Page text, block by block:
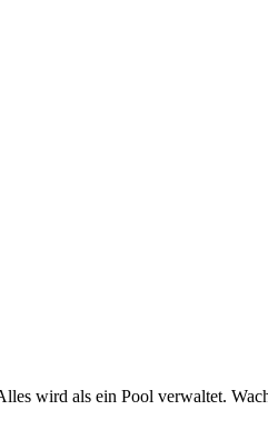
wird als ein Pool verwaltet.